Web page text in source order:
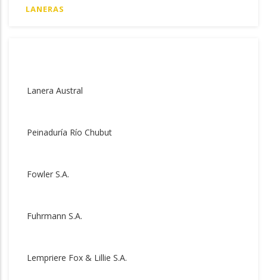
LANERAS
Lanera Austral
Peinaduría Río Chubut
Fowler S.A.
Fuhrmann S.A.
Lempriere Fox & Lillie S.A.